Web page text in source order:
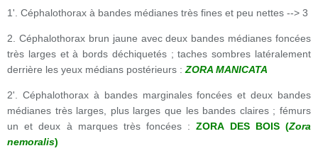
1'. Céphalothorax à bandes médianes très fines et peu nettes --> 3
2. Céphalothorax brun jaune avec deux bandes médianes foncées
très larges et à bords déchiquetés ; taches sombres latéralement
derrière les yeux médians postérieurs : ZORA MANICATA
2'. Céphalothorax à bandes marginales foncées et deux bandes
médianes très larges, plus larges que les bandes claires ; fémurs
un et deux à marques très foncées :ZORA DES BOIS (Zora
nemoralis)